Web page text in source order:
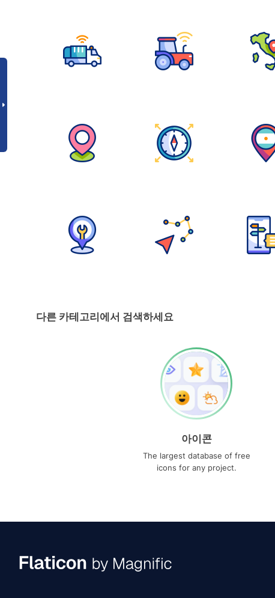
다른 카테고리에서 검색하세요
아이콘
The largest database of free
icons for any project.